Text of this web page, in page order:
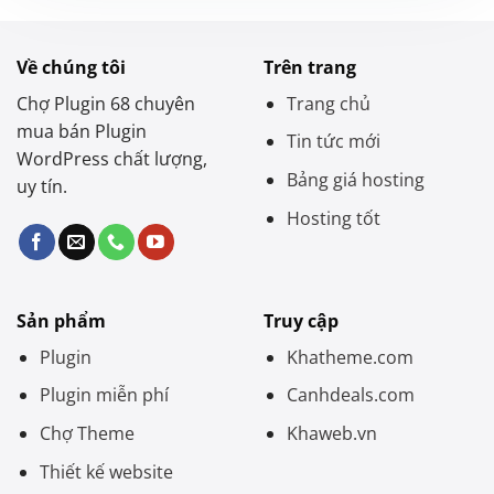
Về chúng tôi
Chợ Plugin 68 chuyên
mua bán Plugin
WordPress chất lượng,
uy tín.
Trên trang
Trang chủ
Tin tức mới
Bảng giá hosting
Hosting tốt
Sản phẩm
Plugin
Plugin miễn phí
Chợ Theme
Thiết kế website
Truy cập
Khatheme.com
Canhdeals.com
Khaweb.vn